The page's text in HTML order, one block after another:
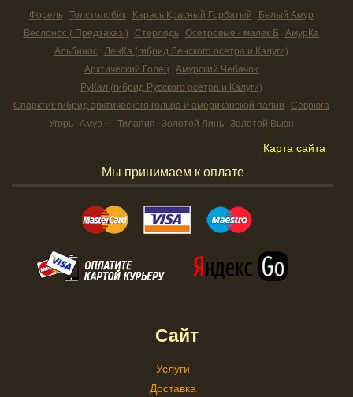
Форель Толстолобик Карась Красный Горбатый Белый Амур
Веслонос ( Предзаказ ) Стерлядь Осетровые - малек Б АмурКа
Альбинос ЛенКа (гибрид Ленского осетра и Калуги)
Арктический Голец Амурский Чебачок
РуКал (гибрид Русского осетра и Калуги)
Спарктик гибрид арктического гольца и американской палии Севрюга
Угорь Амур Ч Тилапия Золотой Линь Золотой Вьюн
Карта сайта
Мы принимаем к оплате
Сайт
Услуги
Доставка